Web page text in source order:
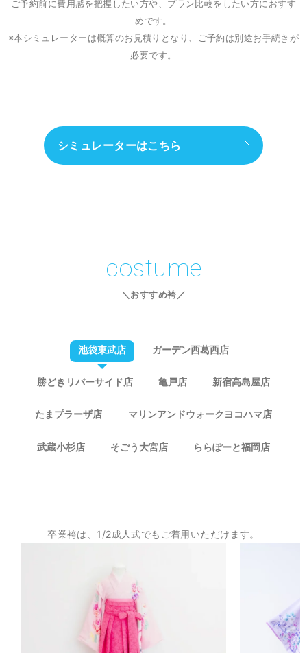
ご予約前に費用感を把握したい方や、プラン比較をしたい方におすす
めです。
※本シミュレーターは概算のお見積りとなり、ご予約は別途お手続きが
必要です。
シミュレーターはこちら
costume
＼おすすめ袴／
池袋東武店 ガーデン西葛西店
勝どきリバーサイド店 亀戸店 新宿高島屋店
たまプラーザ店 マリンアンドウォークヨコハマ店
武蔵小杉店 そごう大宮店 ららぽーと福岡店
卒業袴は、1/2成人式でもご着用いただけます。